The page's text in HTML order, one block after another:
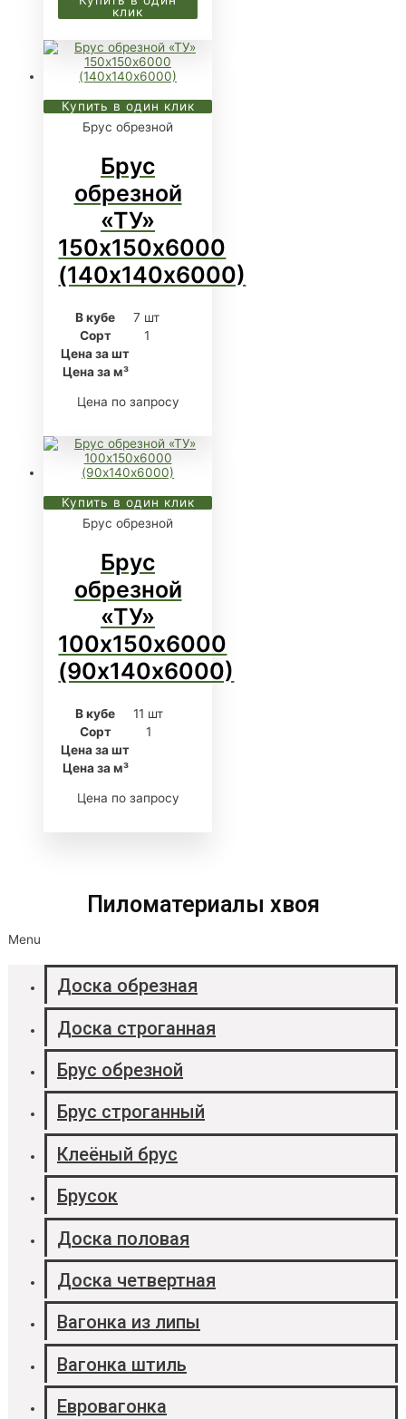
Пиломатериалы хвоя
Menu
Доска обрезная
Доска строганная
Брус обрезной
Брус строганный
Клеёный брус
Брусок
Доска половая
Доска четвертная
Вагонка из липы
Вагонка штиль
Евровагонка
клик
Купить в один клик
Брус обрезной
Брус
обрезной
«ТУ»
150х150х6000
(140х140х6000)
В кубе
7 шт
Сорт
1
Цена за шт
Цена за м³
Цена по запросу
Купить в один клик
Брус обрезной
Брус
обрезной
«ТУ»
100х150х6000
(90х140х6000)
В кубе
11 шт
Сорт
1
Цена за шт
Цена за м³
Цена по запросу